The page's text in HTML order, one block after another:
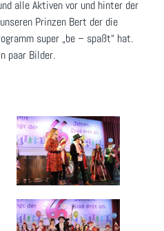
alle Aktiven vor und hinter der
Prinzen Bert der die
super „be – spaßt“ hat.
paar Bilder.